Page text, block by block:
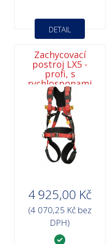
DETAIL
Zachycovací
postroj LX5 -
profi, s
rychlosponami
4 925,00 Kč
(4 070,25 Kč bez
DPH)